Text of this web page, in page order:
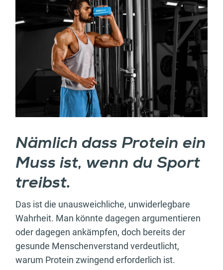
Nämlich dass Protein ein
Muss ist, wenn du Sport
treibst.
Das ist die unausweichliche, unwiderlegbare
Wahrheit. Man könnte dagegen argumentieren
oder dagegen ankämpfen, doch bereits der
gesunde Menschenverstand verdeutlicht,
warum Protein zwingend erforderlich ist.